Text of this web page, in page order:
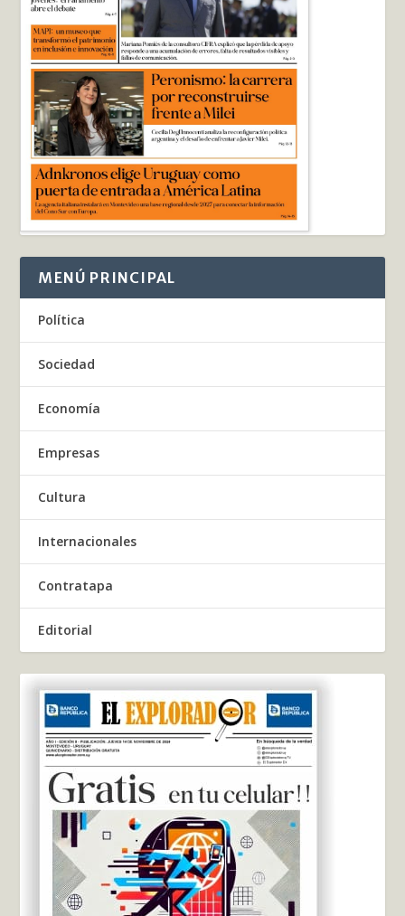
MENÚ PRINCIPAL
Política
Sociedad
Economía
Empresas
Cultura
Internacionales
Contratapa
Editorial